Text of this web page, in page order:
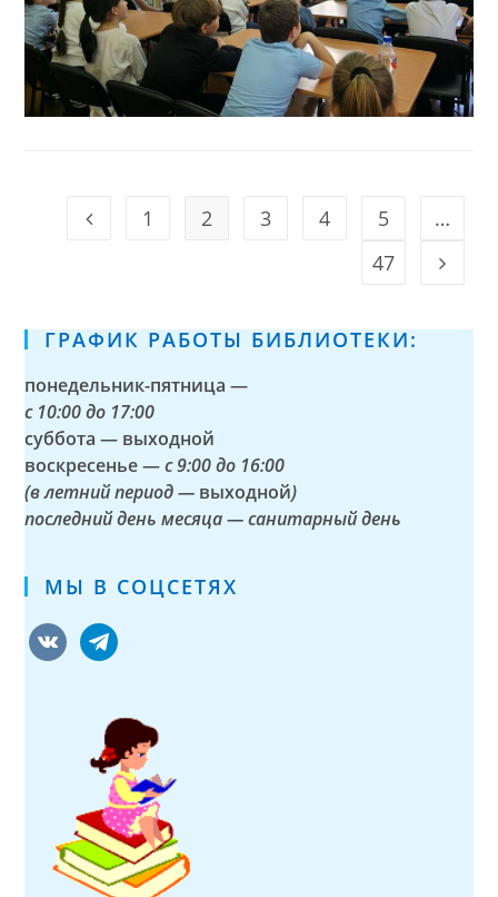
Go to the previous page
1 2 3 4 5
…
47
Go to
ГРАФИК РАБОТЫ БИБЛИОТЕКИ:
понедельник-пятница —
с 10:00 до 17:00
суббота — выходной
воскресенье —с 9:00 до 16:00
(в летний период — выходной)
последний день месяца — санитарный день
МЫ В СОЦСЕТЯХ
vkontaktetelegram